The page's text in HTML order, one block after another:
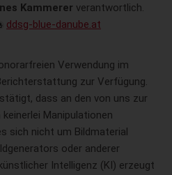
Kammerer verantwortlich.
ddsg-blue-danube.at
Verwendung im
zur Verfügung.
dass an den von uns zur
Manipulationen
sich nicht um Bildmaterial
oder anderer
Intelligenz (KI) erzeugt